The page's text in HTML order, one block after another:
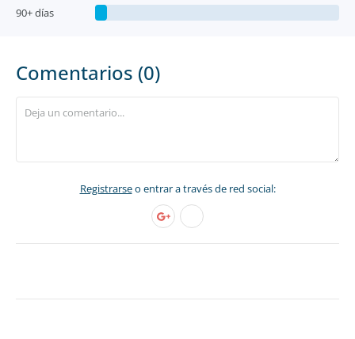
90+ días
Comentarios (0)
Registrarseo entrar a través de red social: